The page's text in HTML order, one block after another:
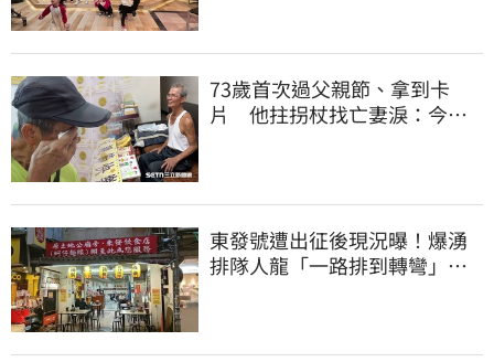
73歲首次過父親節、拿到卡
片 他拄拐杖找亡妻淚：今天
東發號遭出征後現況曝！爆湧
排隊人龍「一路排到轉彎」